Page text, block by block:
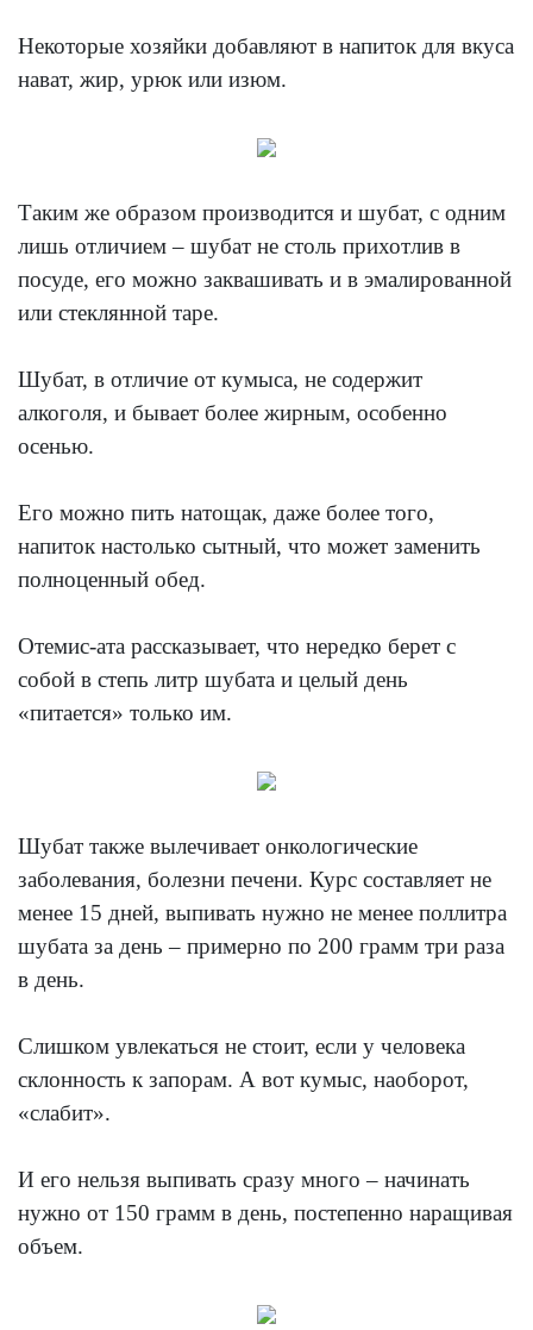
Некоторые хозяйки добавляют в напиток для вкуса
нават, жир, урюк или изюм.
Таким же образом производится и шубат, с одним
лишь отличием – шубат не столь прихотлив в
посуде, его можно заквашивать и в эмалированной
или стеклянной таре.
Шубат, в отличие от кумыса, не содержит
алкоголя, и бывает более жирным, особенно
осенью.
Его можно пить натощак, даже более того,
напиток настолько сытный, что может заменить
полноценный обед.
Отемис-ата рассказывает, что нередко берет с
собой в степь литр шубата и целый день
«питается» только им.
Шубат также вылечивает онкологические
заболевания, болезни печени. Курс составляет не
менее 15 дней, выпивать нужно не менее поллитра
шубата за день – примерно по 200 грамм три раза
в день.
Слишком увлекаться не стоит, если у человека
склонность к запорам. А вот кумыс, наоборот,
«слабит».
И его нельзя выпивать сразу много – начинать
нужно от 150 грамм в день, постепенно наращивая
объем.